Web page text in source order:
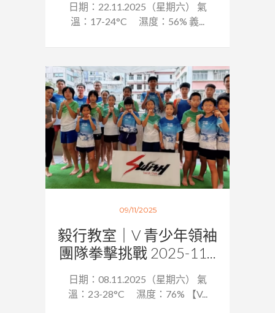
日期：22.11.2025（星期六） 氣
溫：17-24°C 濕度：56% 義...
09/11/2025
毅行教室｜V 青少年領袖
團隊拳擊挑戰 2025-11...
日期：08.11.2025（星期六） 氣
溫：23-28°C 濕度：76% 【V...